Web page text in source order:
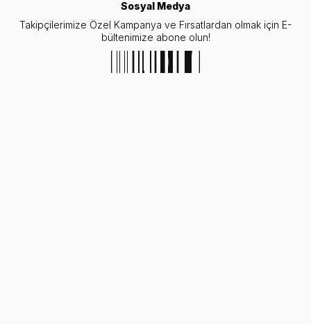
Sosyal Medya
Takipçilerimize Özel Kampanya ve Fırsatlardan olmak için E-
bültenimize abone olun!